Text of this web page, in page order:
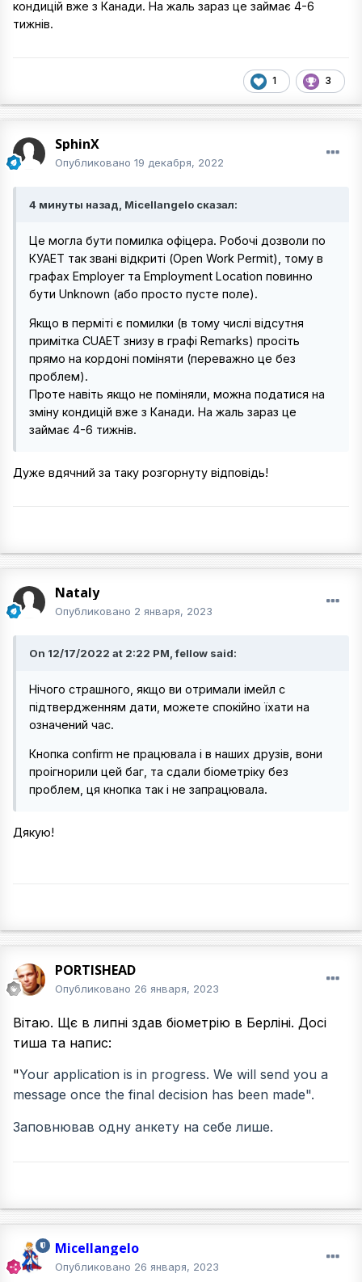
кондицій вже з Канади. На жаль зараз це займає 4-6
тижнів.
1 3
SphinX
Опубликовано 19 декабря, 2022
4 минуты назад, Micellangelo сказал:
Це могла бути помилка офіцера. Робочі дозволи по
КУАЕТ так звані відкриті (Open Work Permit), тому в
графах Employer та Employment Location повинно
бути Unknown (або просто пусте поле).
Якщо в перміті є помилки (в тому числі відсутня
примітка CUAET знизу в графі Remarks) просіть
прямо на кордоні поміняти (переважно це без
проблем).
Проте навіть якщо не поміняли, можна податися на
зміну кондицій вже з Канади. На жаль зараз це
займає 4-6 тижнів.
Дуже вдячний за таку розгорнуту відповідь!
Nataly
Опубликовано 2 января, 2023
On 12/17/2022 at 2:22 PM, fellow said:
Нічого страшного, якщо ви отримали імейл с
підтвердженням дати, можете спокійно їхати на
означений час.
Кнопка confirm не працювала і в наших друзів, вони
проігнорили цей баг, та сдали біометріку без
проблем, ця кнопка так і не запрацювала.
Дякую!
PORTISHEAD
Опубликовано 26 января, 2023
Вітаю. Щє в липні здав біометрію в Берліні. Досі
тиша та напис:
"Your application is in progress. We will send you a
message once the final decision has been made".
Заповнював одну анкету на себе лише.
Micellangelo
Опубликовано 26 января, 2023